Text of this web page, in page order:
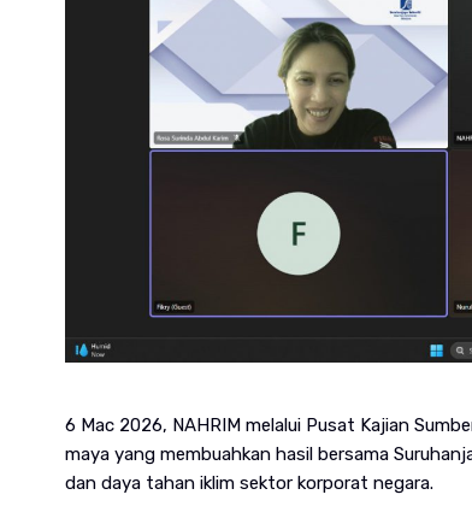
6 Mac 2026, NAHRIM melalui Pusat Kajian
maya yang membuahkan hasil bersama
dan daya tahan iklim sektor korporat negara.